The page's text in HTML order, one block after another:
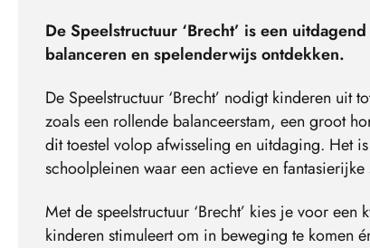
De Speelstructuur ‘Brecht’ is een
balanceren en spelenderwijs ontdekken.
De Speelstructuur ‘Brecht’ nodigt kinderen uit
zoals een rollende balanceerstam, een groot
dit toestel volop afwisseling en uitdaging. Het
schoolpleinen waar een actieve en
Met de speelstructuur ‘Brecht’ kies je voor
kinderen stimuleert om in beweging te komen